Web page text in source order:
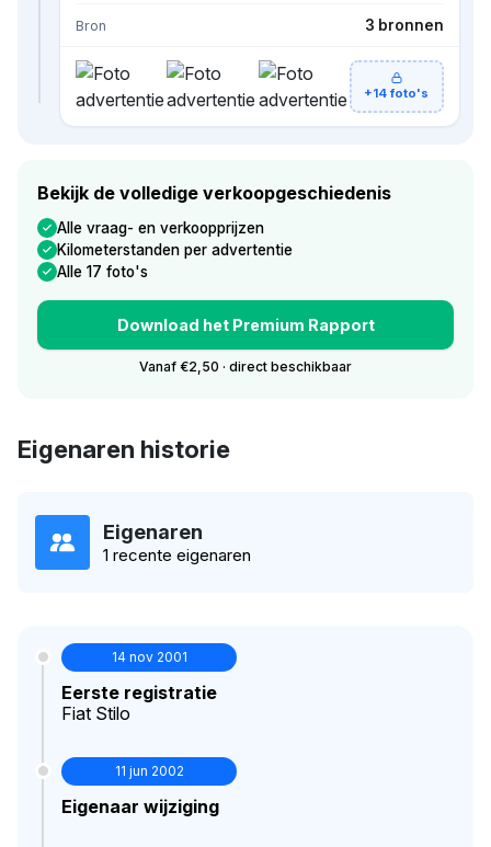
Bron 3 bronnen
+14 foto's
Bekijk de volledige verkoopgeschiedenis
Alle vraag- en verkoopprijzen
Kilometerstanden per advertentie
Alle 17 foto's
Download het Premium Rapport
Vanaf €2,50 · direct beschikbaar
Eigenaren historie
Eigenaren
1 recente eigenaren
14 nov 2001
Eerste registratie
Fiat Stilo
11 jun 2002
Eigenaar wijziging